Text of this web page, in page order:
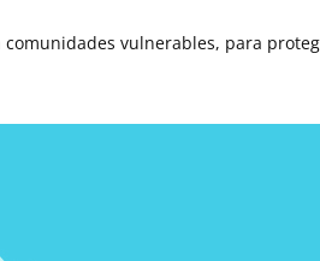
vulnerables, para